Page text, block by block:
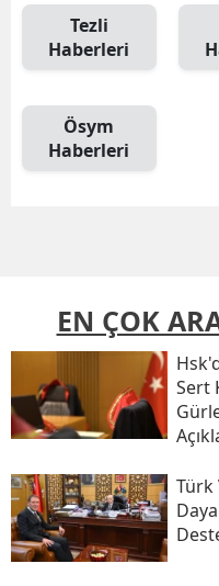
Tezli
Haberleri
Ösym
Haberleri
EN ÇOK
Sert
Türk